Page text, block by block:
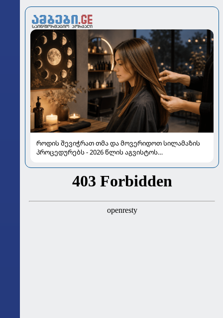
როდის შევიჭრათ თმა და მოვერიდოთ სილამაზის
პროცედურებს - 2026 წლის აგვისტოს